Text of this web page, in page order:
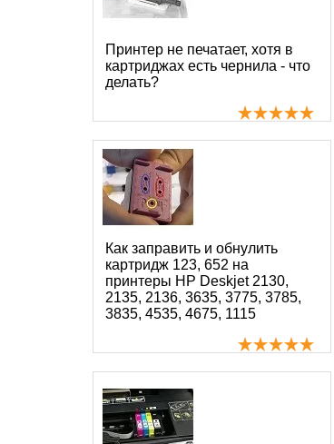
Принтер не печатает, хотя в
картриджах есть чернила - что
делать?
Как заправить и обнулить
картридж 123, 652 на
принтеры HP Deskjet 2130,
2135, 2136, 3635, 3775, 3785,
3835, 4535, 4675, 1115